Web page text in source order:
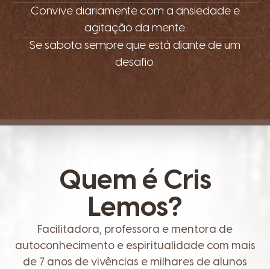
Convive diariamente com a ansiedade e
agitação da mente.
Se sabota sempre que está diante de um
desafio.
Quem é Cris
Lemos?
Facilitadora, professora e mentora de
autoconhecimento e espiritualidade com mais
de 7 anos de vivências e milhares de alunos